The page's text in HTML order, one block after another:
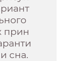
прин
сна.